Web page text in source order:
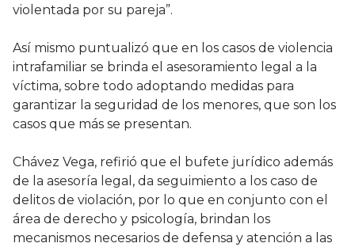
violentada por su pareja”.
Así mismo puntualizó que en los casos de violencia
intrafamiliar se brinda el asesoramiento legal a la
víctima, sobre todo adoptando medidas para
garantizar la seguridad de los menores, que son los
casos que más se presentan.
Chávez Vega, refirió que el bufete jurídico además
de la asesoría legal, da seguimiento a los caso de
delitos de violación, por lo que en conjunto con el
área de derecho y psicología, brindan los
mecanismos necesarios de defensa y atención a las